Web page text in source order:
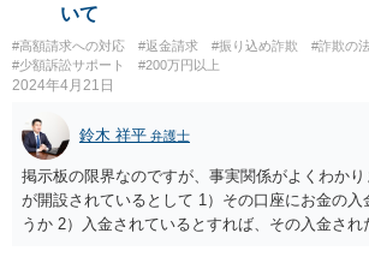
いて
#高額請求への対応 #返金請求 #振り込め詐欺
#詐欺の
#少額訴訟サポート
#200万円以上
2024年4月21日
鈴木 祥平 弁護士
掲示板の限界なのですが、事実関係がよくわか
が開設されているとして 1）その口座にお金の入
うか 2）入金されているとすれば、その入金され